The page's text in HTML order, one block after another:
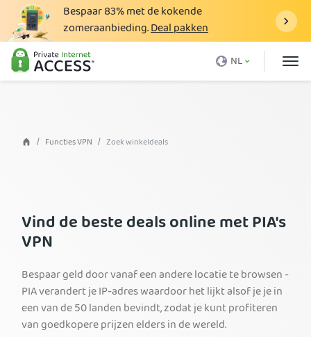
Bespaar83%met de kokende
zomeraanbieding.Deal pakken
NL
Wat is een VPN
Waarom PIA
VPN-voordelen
Blog
Ondersteuning
Inloggen
Functies VPN Zoek winkeldeals
Vind de beste deals online met PIA's
VPN
Bespaar geld door vanaf een andere locatie te browsen -
PIA verandert je IP-adres waardoor het lijkt alsof je je in
een van de 50 landen bevindt, zodat je kunt profiteren
van goedkopere prijzen elders in de wereld.